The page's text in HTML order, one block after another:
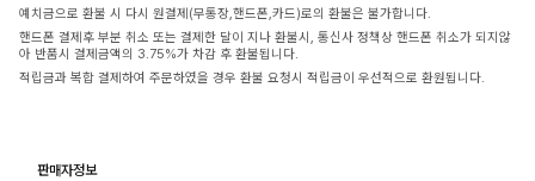
예치금으로 환불 시 다시 원결제(무통장,핸드폰,카드)로의 환불은 불가합니다.
핸드폰 결제후 부분 취소 또는 결제한 달이 지나 환불시, 통신사 정책상 핸드폰 취소가 되지않
아 반품시 결제금액의 3.75%가 차감 후 환불됩니다.
적립금과 복합 결제하여 주문하였을 경우 환불 요청시 적립금이 우선적으로 환원됩니다.
판매자정보